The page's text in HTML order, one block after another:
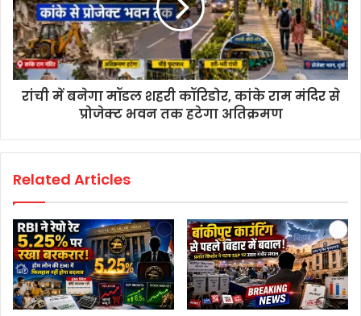
रांची में बनेगा मॉडल शहरी कॉरिडोर, कांके राम मंदिर से
प्रोजेक्ट भवन तक हटेगा अतिक्रमण
Related Articles